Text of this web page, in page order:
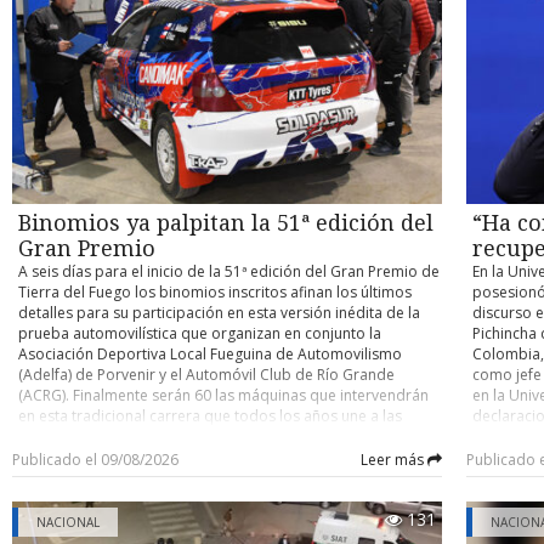
atribuido a Irán. Con información de Infobae
accidente y determinar eventuales responsabilidades. Su
control de detención quedó fijado para este domingo.
el
acceder
cerrado
y
Binomios ya palpitan la 51ª edición del
Gran Premio
A seis días para el inicio de la 51ª edición del Gran Premio de
Tierra del Fuego los binomios inscritos afinan los últimos
detalles para su participación en esta versión inédita de la
prueba automovilística que organizan en conjunto la
Asociación Deportiva Local Fueguina de Automovilismo
(Adelfa) de Porvenir y el Automóvil Club de Río Grande
(ACRG). Finalmente serán 60 las máquinas que intervendrán
en esta tradicional carrera que todos los años une a las
vuelta, con partida y llegada este año en la capital fueguina.
Como es ya conocido, para esta versión los organizadores
determinaron que la carrera se dispute por etapas,
reemplazando lo que se realizaba hasta la edición pasada
que era de bandera a bandera y sin detenciones entremedio
Publicado el 09/08/2026 Leer más
“Ha
En la
discurso
Pichincha
como
en la
nacional”
país. En
Ha
autoridad
Publicado
NACIONAL 131